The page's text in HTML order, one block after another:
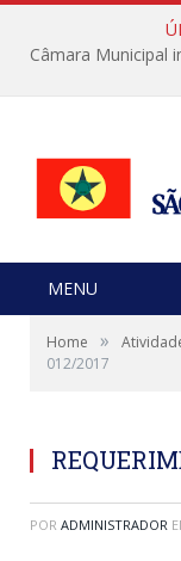
MENU
Home »
012/2017
POR ADMINISTRADOR